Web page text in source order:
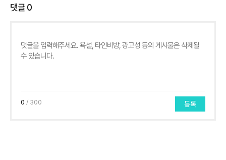
댓글0
0 / 300 등록